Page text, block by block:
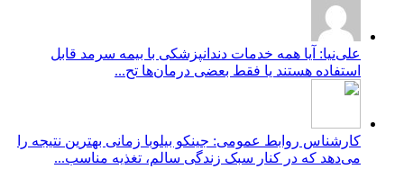
علی‌نیا: آیا همه خدمات دندانپزشکی با بیمه سرمد قابل
استفاده هستند یا فقط بعضی درمان‌ها تح...
کارشناس روابط عمومی: جینکو بیلوبا زمانی بهترین نتیجه را
می‌دهد که در کنار سبک زندگی سالم، تغذیه مناسب...